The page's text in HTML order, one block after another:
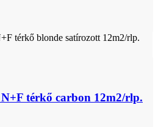
térkő blonde satírozott 12m2/rlp.
térkő carbon 12m2/rlp.